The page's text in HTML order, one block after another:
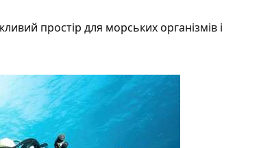
простір для морських організмів і